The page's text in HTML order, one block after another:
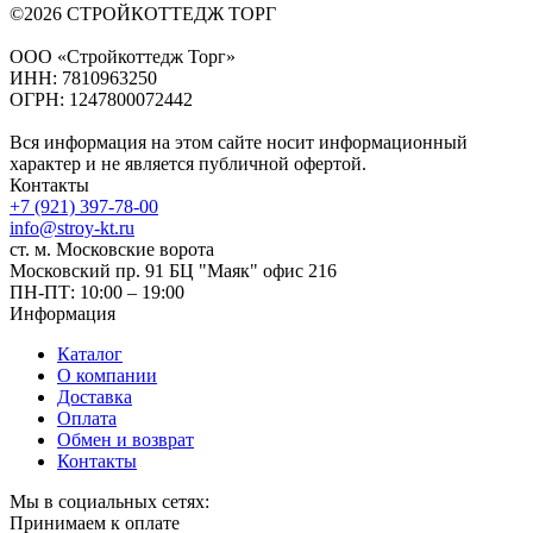
©2026 СТРОЙКОТТЕДЖ ТОРГ
ООО «Стройкоттедж Торг»
ИНН: 7810963250
ОГРН: 1247800072442
Вся информация на этом сайте носит информационный
характер и не является публичной офертой.
Контакты
+7 (921) 397-78-00
info@stroy-kt.ru
ст. м. Московские ворота
Московский пр. 91 БЦ "Маяк" офис 216
ПН-ПТ: 10:00 – 19:00
Информация
Каталог
О компании
Доставка
Оплата
Обмен и возврат
Контакты
Мы в социальных сетях:
Принимаем к оплате